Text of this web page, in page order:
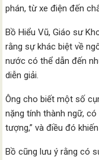
phán, từ xe điện đến
Bồ Hiểu Vũ, Giáo sư
rằng sự khác biệt về
nước có thể dẫn đến
diễn giải.
Ông cho biết một số
nặng tính thành ngữ,
tượng,” và điều đó
Bồ cũng lưu ý rằng có